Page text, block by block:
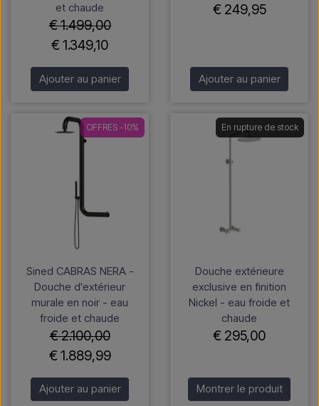
et chaude
€ 1.499,00
€ 1.349,10
Ajouter au panier
€ 249,95
Ajouter au panier
OFFRES -10%
Sined CABRAS NERA -
Douche d'extérieur
murale en noir - eau
froide et chaude
€ 2.100,00
€ 1.889,99
Ajouter au panier
En rupture de stock
Douche extérieure
exclusive en finition
Nickel - eau froide et
chaude
€ 295,00
Montrer le produit